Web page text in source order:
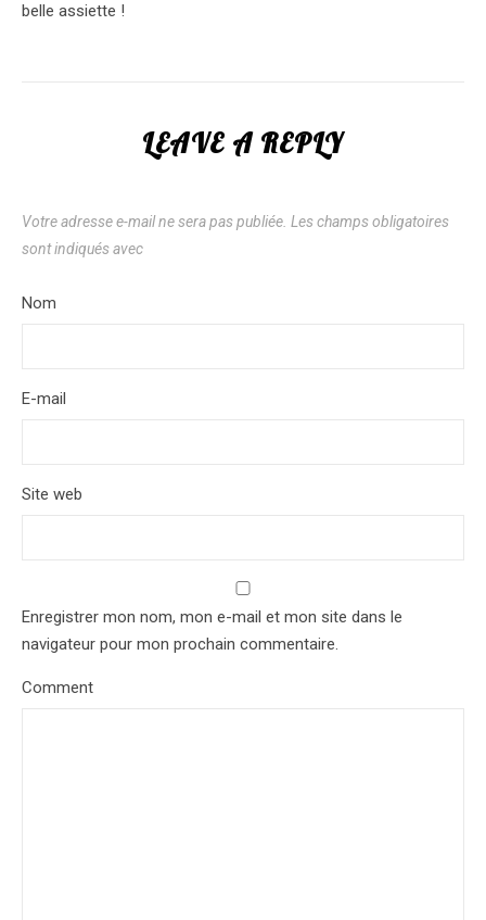
belle assiette !
LEAVE A REPLY
Votre adresse e-mail ne sera pas publiée. Les champs obligatoires
sont indiqués avec
Nom
E-mail
Site web
Enregistrer mon nom, mon e-mail et mon site dans le
navigateur pour mon prochain commentaire.
Comment